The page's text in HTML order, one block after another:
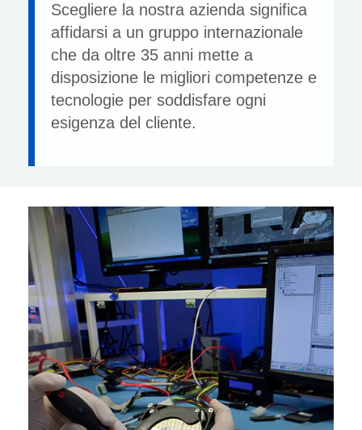
Scegliere la nostra azienda significa
affidarsi a un gruppo internazionale
che da oltre 35 anni mette a
disposizione le migliori competenze e
tecnologie per soddisfare ogni
esigenza del cliente.